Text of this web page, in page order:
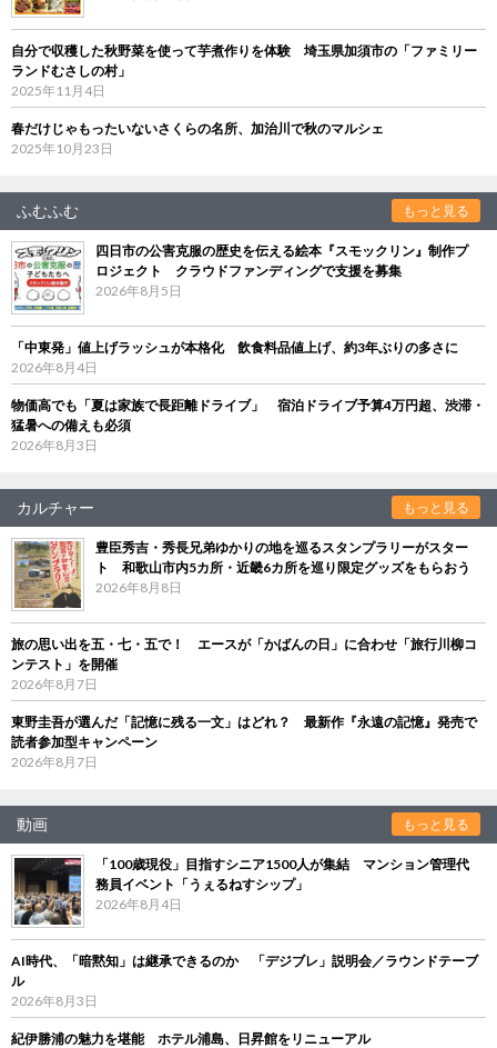
自分で収穫した秋野菜を使って芋煮作りを体験 埼玉県加須市の「ファミリー
ランドむさしの村」
2025年11月4日
春だけじゃもったいないさくらの名所、加治川で秋のマルシェ
2025年10月23日
ふむふむ もっと見る
四日市の公害克服の歴史を伝える絵本『スモックリン』制作プ
ロジェクト クラウドファンディングで支援を募集
2026年8月5日
「中東発」値上げラッシュが本格化 飲食料品値上げ、約3年ぶりの多さに
2026年8月4日
物価高でも「夏は家族で長距離ドライブ」 宿泊ドライブ予算4万円超、渋滞・
猛暑への備えも必須
2026年8月3日
カルチャー もっと見る
豊臣秀吉・秀長兄弟ゆかりの地を巡るスタンプラリーがスター
ト 和歌山市内5カ所・近畿6カ所を巡り限定グッズをもらおう
2026年8月8日
旅の思い出を五・七・五で！ エースが「かばんの日」に合わせ「旅行川柳コ
ンテスト」を開催
2026年8月7日
東野圭吾が選んだ「記憶に残る一文」はどれ？ 最新作『永遠の記憶』発売で
読者参加型キャンペーン
2026年8月7日
動画 もっと見る
「100歳現役」目指すシニア1500人が集結 マンション管理代
務員イベント「うぇるねすシップ」
2026年8月4日
AI時代、「暗黙知」は継承できるのか 「デジブレ」説明会／ラウンドテーブ
ル
2026年8月3日
紀伊勝浦の魅力を堪能 ホテル浦島、日昇館をリニューアル